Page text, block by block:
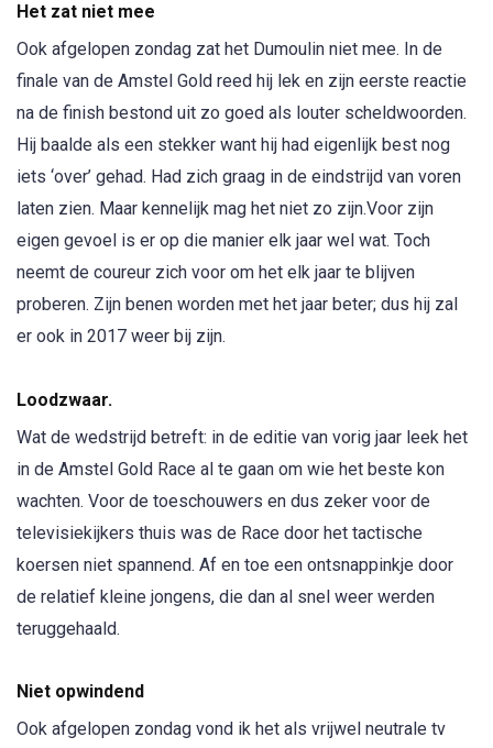
Het zat niet mee
Ook afgelopen zondag zat het Dumoulin niet mee. In de
finale van de Amstel Gold reed hij lek en zijn eerste reactie
na de finish bestond uit zo goed als louter scheldwoorden.
Hij baalde als een stekker want hij had eigenlijk best nog
iets ‘over’ gehad. Had zich graag in de eindstrijd van voren
laten zien. Maar kennelijk mag het niet zo zijn.Voor zijn
eigen gevoel is er op die manier elk jaar wel wat. Toch
neemt de coureur zich voor om het elk jaar te blijven
proberen. Zijn benen worden met het jaar beter; dus hij zal
er ook in 2017 weer bij zijn.
Loodzwaar.
Wat de wedstrijd betreft: in de editie van vorig jaar leek het
in de Amstel Gold Race al te gaan om wie het beste kon
wachten. Voor de toeschouwers en dus zeker voor de
televisiekijkers thuis was de Race door het tactische
koersen niet spannend. Af en toe een ontsnappinkje door
de relatief kleine jongens, die dan al snel weer werden
teruggehaald.
Niet opwindend
Ook afgelopen zondag vond ik het als vrijwel neutrale tv